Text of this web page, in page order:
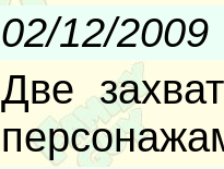
02/12/2009
Две